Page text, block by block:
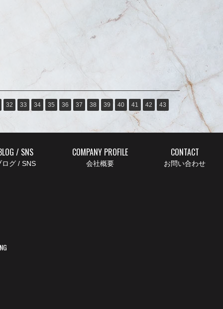
32 33 34 35 36 37 38 39 40 41 42 43
/ SNS
ログ / SNS
COMPANY PROFILE
会社概要
CONTACT
お問い合わせ